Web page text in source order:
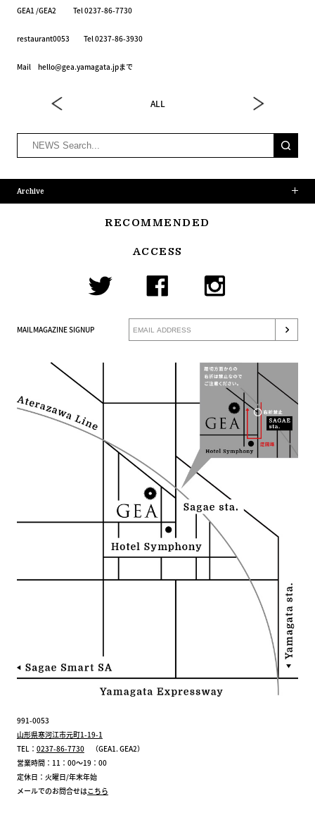
GEA1 /GEA2 Tel 0237-86-7730
restaurant0053 Tel 0237-86-3930
Mail hello@gea.yamagata.jpまで
ALL
Archive
RECOMMENDED
ACCESS
MAILMAGAZINE SIGNUP
991-0053
山形県寒河江市元町1-19-1
TEL： 0237-86-7730（GEA1. GEA2）
営業時間：11：00～19：00
定休日：火曜日/年末年始
メールでのお問合せはこちら